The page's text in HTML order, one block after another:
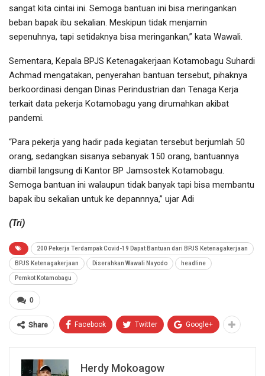
sangat kita cintai ini. Semoga bantuan ini bisa meringankan
beban bapak ibu sekalian. Meskipun tidak menjamin
sepenuhnya, tapi setidaknya bisa meringankan,” kata Wawali.
Sementara, Kepala BPJS Ketenagakerjaan Kotamobagu Suhardi
Achmad mengatakan, penyerahan bantuan tersebut, pihaknya
berkoordinasi dengan Dinas Perindustrian dan Tenaga Kerja
terkait data pekerja Kotamobagu yang dirumahkan akibat
pandemi.
“Para pekerja yang hadir pada kegiatan tersebut berjumlah 50
orang, sedangkan sisanya sebanyak 150 orang, bantuannya
diambil langsung di Kantor BP Jamsostek Kotamobagu.
Semoga bantuan ini walaupun tidak banyak tapi bisa membantu
bapak ibu sekalian untuk ke depannnya,” ujar Adi
(Tri)
200 Pekerja Terdampak Covid-19 Dapat Bantuan dari BPJS Ketenagakerjaan
BPJS Ketenagakerjaan Diserahkan Wawali Nayodo headline
Pemkot Kotamobagu
0
Share Facebook Twitter Google+
Herdy Mokoagow